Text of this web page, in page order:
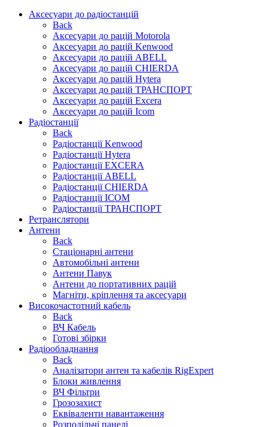
Аксесуари до радіостанцій
Back
Аксесуари до рацій Motorola
Аксесуари до рацій Kenwood
Аксесуари до рацій ABELL
Аксесуари до рацій CHIERDA
Аксесуари до рацій Hytera
Аксесуари до рацій ТРАНСПОРТ
Аксесуари до рацій Excera
Аксесуари до рацій Icom
Радіостанції
Back
Радіостанції Kenwood
Радіостанції Hytera
Радіостанції EXCERA
Радіостанції ABELL
Радіостанції CHIERDA
Радіостанції ICOM
Радіостанції ТРАНСПОРТ
Ретранслятори
Антени
Back
Стаціонарні антени
Автомобільні антени
Антени Павук
Антени до портативних рацій
Магніти, кріплення та аксесуари
Високочастотний кабель
Back
ВЧ Кабель
Готові збірки
Радіообладнання
Back
Аналізатори антен та кабелів RigExpert
Блоки живлення
ВЧ Фільтри
Грозозахист
Еквіваленти навантаження
Розподільчі панелі